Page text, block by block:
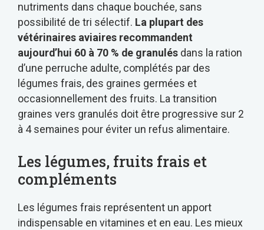
nutriments dans chaque bouchée, sans
possibilité de tri sélectif. La plupart des
vétérinaires aviaires recommandent
aujourd’hui 60 à 70 % de granulés dans la ration
d’une perruche adulte, complétés par des
légumes frais, des graines germées et
occasionnellement des fruits. La transition
graines vers granulés doit être progressive sur 2
à 4 semaines pour éviter un refus alimentaire.
Les légumes, fruits frais et
compléments
Les légumes frais représentent un apport
indispensable en vitamines et en eau. Les mieux